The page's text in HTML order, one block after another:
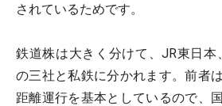
されているためです。
鉄道株は大きく分けて、JR東日本
の三社と私鉄に分かれます。前者
距離運行を基本としているので、